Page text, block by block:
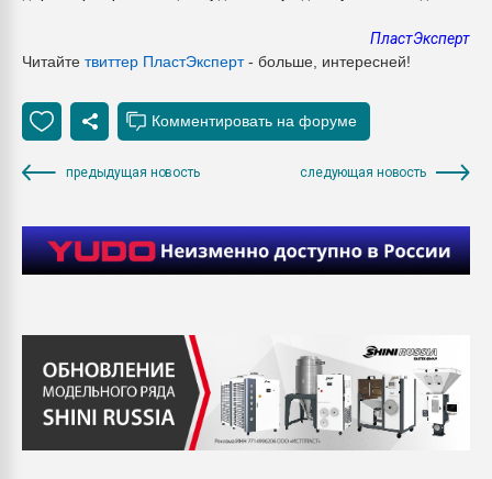
ПластЭксперт
Читайте твиттер ПластЭксперт- больше, интересней!
предыдущая новость следующая новость